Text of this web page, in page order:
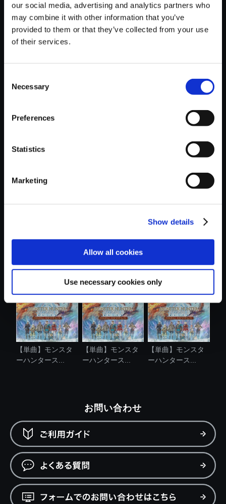
our social media, advertising and analytics partners who
may combine it with other information that you’ve
provided to them or that they’ve collected from your use
of their services.
Selection
Necessary
Preferences
Statistics
Marketing
Show details
Allow all cookies
Use necessary cookies only
【単曲】モンスターハンタース
トーリーズ3 ～運命の双竜～
150円
【単曲】モンスタ
【単曲】モンスタ
ーハンタース...
【単曲】モンスタ
ーハンタース...
【単曲】モンスタ
ーハンタース...
お問い合わせ